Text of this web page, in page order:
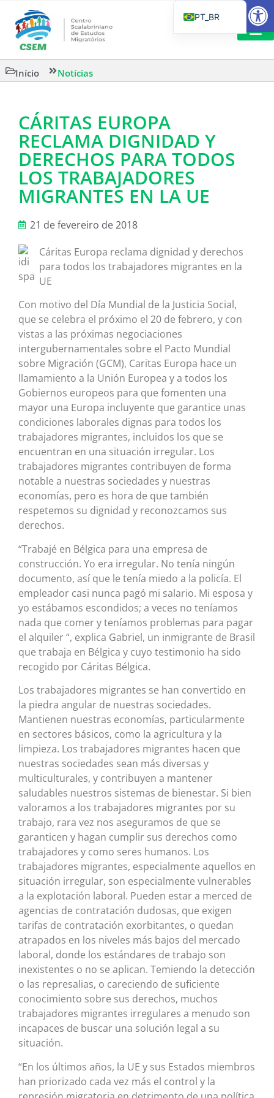
Início Notícias
CÁRITAS EUROPA
RECLAMA DIGNIDAD Y
DERECHOS PARA TODOS
LOS TRABAJADORES
MIGRANTES EN LA UE
21 de fevereiro de 2018
Cáritas Europa reclama dignidad y derechos
para todos los trabajadores migrantes en la
UE
Con motivo del Día Mundial de la Justicia Social,
que se celebra el próximo el 20 de febrero, y con
vistas a las próximas negociaciones
intergubernamentales sobre el Pacto Mundial
sobre Migración (GCM), Caritas Europa hace un
llamamiento a la Unión Europea y a todos los
Gobiernos europeos para que fomenten una
mayor una Europa incluyente que garantice unas
condiciones laborales dignas para todos los
trabajadores migrantes, incluidos los que se
encuentran en una situación irregular. Los
trabajadores migrantes contribuyen de forma
notable a nuestras sociedades y nuestras
economías, pero es hora de que también
respetemos su dignidad y reconozcamos sus
derechos.
“Trabajé en Bélgica para una empresa de
construcción. Yo era irregular. No tenía ningún
documento, así que le tenía miedo a la policía. El
empleador casi nunca pagó mi salario. Mi esposa y
yo estábamos escondidos; a veces no teníamos
nada que comer y teníamos problemas para pagar
el alquiler “, explica Gabriel, un inmigrante de Brasil
que trabaja en Bélgica y cuyo testimonio ha sido
recogido por Cáritas Bélgica.
Los trabajadores migrantes se han convertido en
la piedra angular de nuestras sociedades.
Mantienen nuestras economías, particularmente
en sectores básicos, como la agricultura y la
limpieza. Los trabajadores migrantes hacen que
nuestras sociedades sean más diversas y
multiculturales, y contribuyen a mantener
saludables nuestros sistemas de bienestar. Si bien
valoramos a los trabajadores migrantes por su
trabajo, rara vez nos aseguramos de que se
garanticen y hagan cumplir sus derechos como
trabajadores y como seres humanos. Los
trabajadores migrantes, especialmente aquellos en
situación irregular, son especialmente vulnerables
a la explotación laboral. Pueden estar a merced de
agencias de contratación dudosas, que exigen
tarifas de contratación exorbitantes, o quedan
atrapados en los niveles más bajos del mercado
laboral, donde los estándares de trabajo son
inexistentes o no se aplican. Temiendo la detección
o las represalias, o careciendo de suficiente
conocimiento sobre sus derechos, muchos
trabajadores migrantes irregulares a menudo son
incapaces de buscar una solución legal a su
situación.
“En los últimos años, la UE y sus Estados miembros
han priorizado cada vez más el control y la
PT_BR
IT